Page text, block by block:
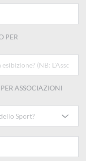
PER
ASSOCIAZIONI
Sport?